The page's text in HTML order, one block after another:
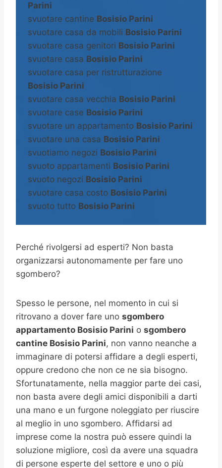
Parini
svuotare cantine Bosisio Parini
svuotare casa da mobili Bosisio Parini
svuotare casa genitori Bosisio Parini
svuotare casa Bosisio Parini
svuotare casa per ristrutturazione
Bosisio Parini
svuotare casa vecchia Bosisio Parini
svuotare case Bosisio Parini
svuotare un appartamento Bosisio Parini
svuotare una casa Bosisio Parini
svuotiamo negozi Bosisio Parini
svuoto appartamenti Bosisio Parini
svuoto negozi Bosisio Parini
svuotare casa costo Bosisio Parini
svuoto tutto Bosisio Parini
Perché rivolgersi ad esperti? Non basta
organizzarsi autonomamente per fare uno
sgombero?
Spesso le persone, nel momento in cui si
ritrovano a dover fare uno sgombero
appartamento Bosisio Parini o sgombero
cantine Bosisio Parini, non vanno neanche a
immaginare di potersi affidare a degli esperti,
oppure credono che non ce ne sia bisogno.
Sfortunatamente, nella maggior parte dei casi,
non basta avere degli amici disponibili a darti
una mano e un furgone noleggiato per riuscire
al meglio in uno sgombero. Affidarsi ad
imprese come la nostra può essere quindi la
soluzione migliore, così da avere una squadra
di persone esperte del settore e uno o più